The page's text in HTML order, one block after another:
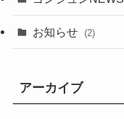
(6)
お知らせ (2)
アーカイブ